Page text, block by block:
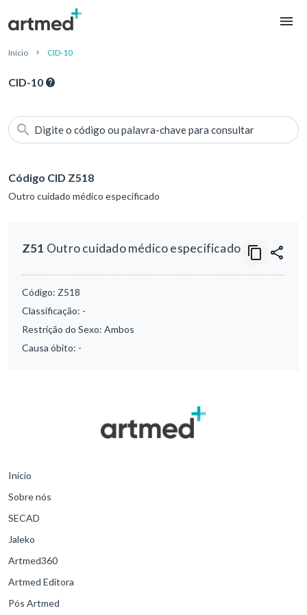
Início CID-10
CID-10
Digite o código ou palavra-chave para consultar
Código CID Z518
Outro cuidado médico especificado
Z51 Outro cuidado médico especificado
Código: Z518
Classificação: -
Restrição do Sexo: Ambos
Causa óbito: -
Início
Sobre nós
SECAD
Jaleko
Artmed360
Artmed Editora
Pós Artmed